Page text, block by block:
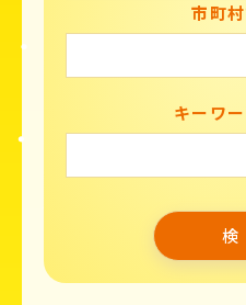
市町
キーワ